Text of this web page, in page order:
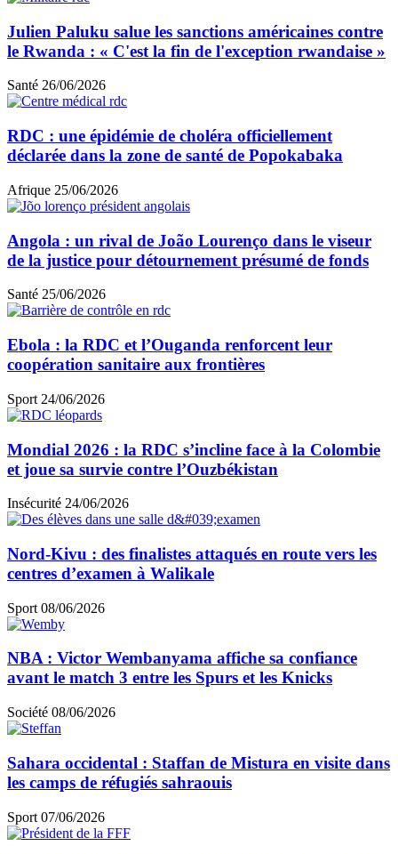
Julien Paluku salue les sanctions américaines contre
le Rwanda : « C'est la fin de l'exception rwandaise »
Santé 26/06/2026
RDC : une épidémie de choléra officiellement
déclarée dans la zone de santé de Popokabaka
Afrique 25/06/2026
Angola : un rival de João Lourenço dans le viseur
de la justice pour détournement présumé de fonds
Santé 25/06/2026
Ebola : la RDC et l’Ouganda renforcent leur
coopération sanitaire aux frontières
Sport 24/06/2026
Mondial 2026 : la RDC s’incline face à la Colombie
et joue sa survie contre l’Ouzbékistan
Insécurité 24/06/2026
Nord-Kivu : des finalistes attaqués en route vers les
centres d’examen à Walikale
Sport 08/06/2026
NBA : Victor Wembanyama affiche sa confiance
avant le match 3 entre les Spurs et les Knicks
Société 08/06/2026
Sahara occidental : Staffan de Mistura en visite dans
les camps de réfugiés sahraouis
Sport 07/06/2026